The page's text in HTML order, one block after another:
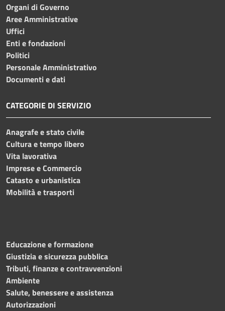
Organi di Governo
Aree Amministrative
Uffici
Enti e fondazioni
Politici
Personale Amministrativo
Documenti e dati
CATEGORIE DI SERVIZIO
Anagrafe e stato civile
Cultura e tempo libero
Vita lavorativa
Imprese e Commercio
Catasto e urbanistica
Mobilità e trasporti
Educazione e formazione
Giustizia e sicurezza pubblica
Tributi, finanze e contravvenzioni
Ambiente
Salute, benessere e assistenza
Autorizzazioni